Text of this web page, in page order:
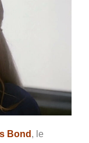
Bond , le